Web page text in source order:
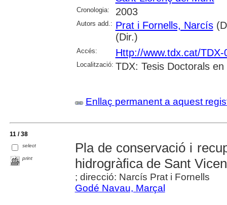
Cronologia: 2003
Autors add.: Prat i Fornells, Narcís
(Dir.)
Accés: Http://www.tdx.cat/
Localització: TDX: Tesis Doctorals en
Enllaç permanent a aquest
11 / 38
select
print
Pla de conservació i
hidrogràfica de Sant
; direcció: Narcís Prat i Fornells
Godé Navau, Marçal